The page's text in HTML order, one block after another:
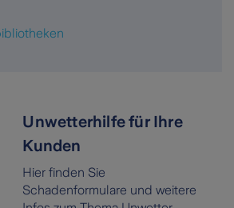
Unwetterhilfe für Ihre
Kunden
Hier finden Sie
Schadenformulare und weitere